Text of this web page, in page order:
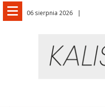
06 sierpnia 2026